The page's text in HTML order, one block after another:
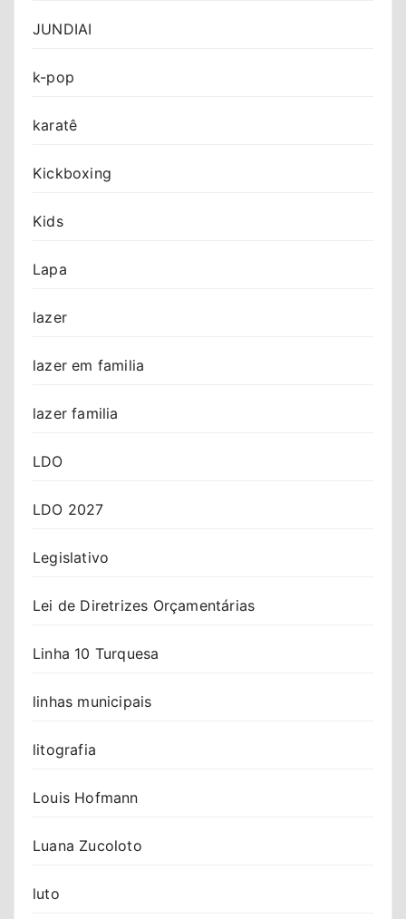
JUNDIAI
k-pop
karatê
Kickboxing
Kids
Lapa
lazer
lazer em familia
lazer familia
LDO
LDO 2027
Legislativo
Lei de Diretrizes Orçamentárias
Linha 10 Turquesa
linhas municipais
litografia
Louis Hofmann
Luana Zucoloto
luto